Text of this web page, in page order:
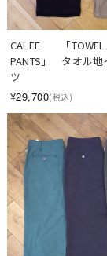
CALEE　　「TOWEL
PANTS」　タオル
ツ
¥29,700(税込)